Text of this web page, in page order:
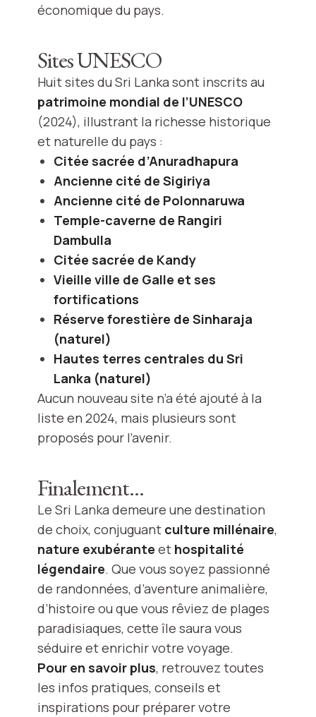
économique du pays.
Sites UNESCO
Huit sites du Sri Lanka sont inscrits au
patrimoine mondial de l’UNESCO
(2024), illustrant la richesse historique
et naturelle du pays :
Citée sacrée d’Anuradhapura
Ancienne cité de Sigiriya
Ancienne cité de Polonnaruwa
Temple-caverne de Rangiri
Dambulla
Citée sacrée de Kandy
Vieille ville de Galle et ses
fortifications
Réserve forestière de Sinharaja
(naturel)
Hautes terres centrales du Sri
Lanka (naturel)
Aucun nouveau site n’a été ajouté à la
liste en 2024, mais plusieurs sont
proposés pour l’avenir.
Finalement…
Le Sri Lanka demeure une destination
de choix, conjuguant culture millénaire,
nature exubérante et hospitalité
légendaire. Que vous soyez passionné
de randonnées, d’aventure animalière,
d’histoire ou que vous rêviez de plages
paradisiaques, cette île saura vous
séduire et enrichir votre voyage.
Pour en savoir plus, retrouvez toutes
les infos pratiques, conseils et
inspirations pour préparer votre